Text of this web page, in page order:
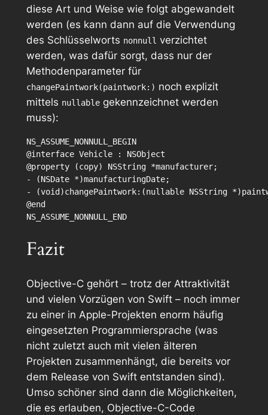
diese Art und Weise wie folgt abgewandelt
werden (es kann dann auf die Verwendung
des Schlüsselworts nonnull verzichtet
werden, was dafür sorgt, dass nur der
Methodenparameter für
changePaintwork(paintwork:) noch explizit
mittels nullablegekennzeichnet werden
muss):
NS_ASSUME_NONNULL_BEGIN
@interface Vehicle : NSObject
@property (copy) NSString *manufacturer;
- (NSDate *)manufacturingDate;
- (void)changePaintwork:(nullable NSString
@end
NS_ASSUME_NONNULL_END
Fazit
Objective-C gehört – trotz der Attraktivität
und vielen Vorzügen von Swift – noch immer
zu einer in Apple-Projekten enorm häufig
eingesetzten Programmiersprache (was
nicht zuletzt auch mit vielen älteren
Projekten zusammenhängt, die bereits vor
dem Release von Swift entstanden sind).
Umso schöner sind dann die Möglichkeiten,
die es erlauben, Objective-C-Code